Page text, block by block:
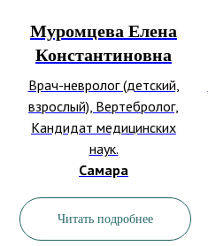
Муромцева Елена
Константиновна
Врач-невролог (детский,
взрослый), Вертебролог,
Кандидат медицинских
наук.
Самара
Читать подробнее